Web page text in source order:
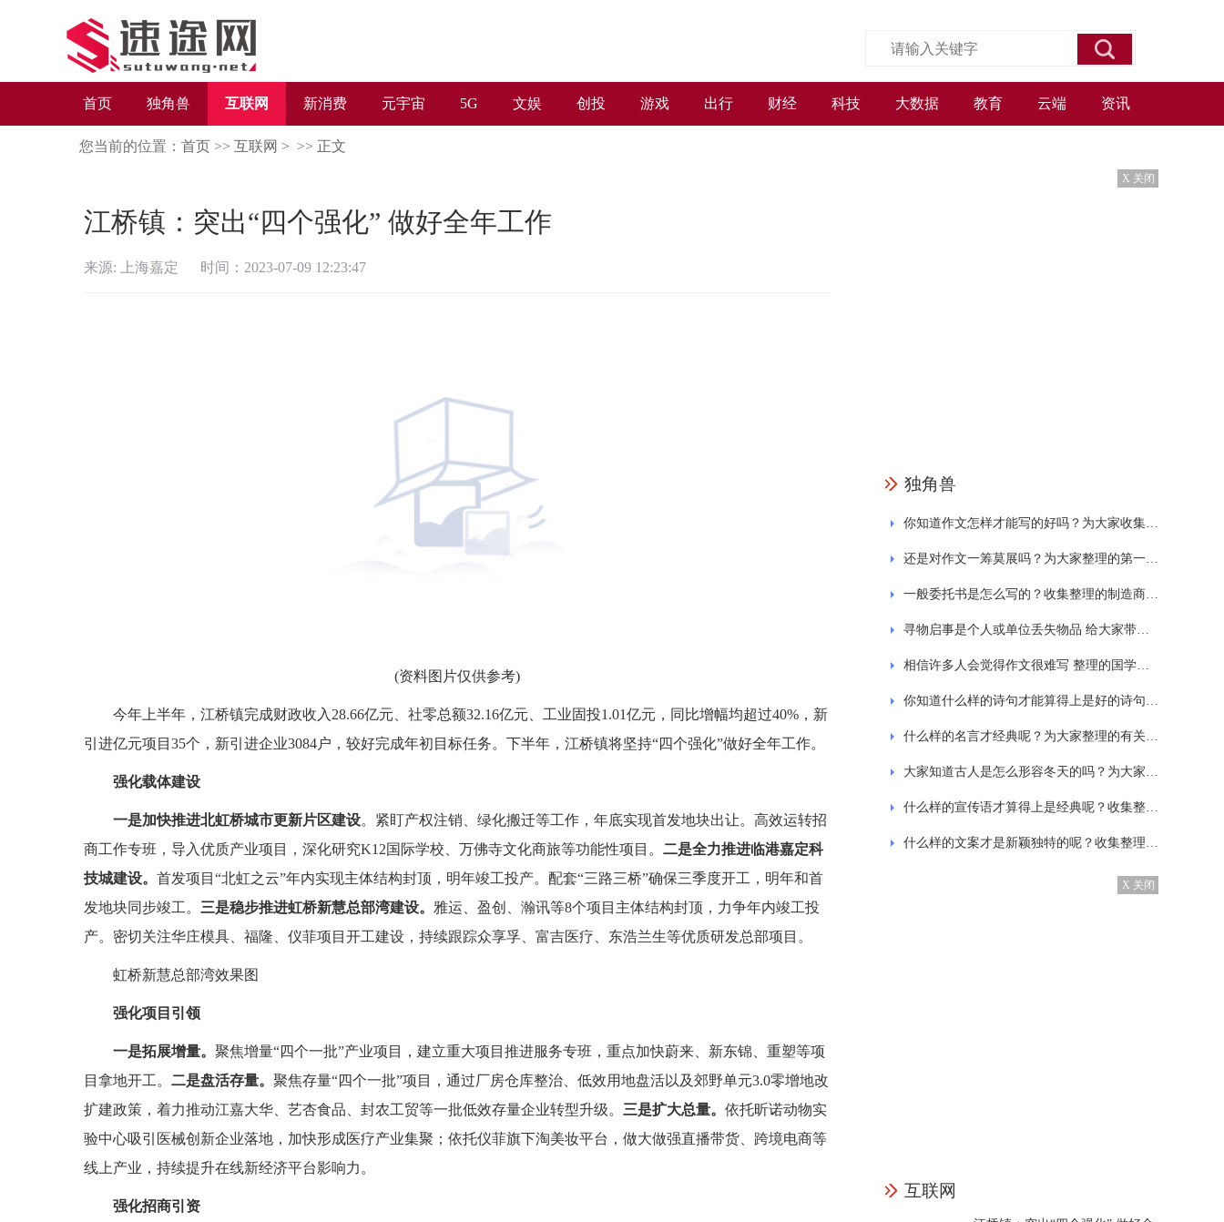
首页 独角兽 互联网 新消费 元宇宙 5G 文娱 创投 游戏 出行 财经 科技 大数据 教育 云端 资讯
您当前的位置： 首页 >> 互联网 > >> 正文
江桥镇：突出“四个强化” 做好全年工作
来源: 上海嘉定 时间：2023-07-09 12:23:47
(资料图片仅供参考)
今年上半年，江桥镇完成财政收入28.66亿元、社零总额32.16亿元、工业固投1.01亿元，同比增幅均超过40%，新
引进亿元项目35个，新引进企业3084户，较好完成年初目标任务。下半年，江桥镇将坚持“四个强化”做好全年工作。
强化载体建设
一是加快推进北虹桥城市更新片区建设。紧盯产权注销、绿化搬迁等工作，年底实现首发地块出让。高效运转招
商工作专班，导入优质产业项目，深化研究K12国际学校、万佛寺文化商旅等功能性项目。 二是全力推进临港嘉定科
技城建设。 首发项目“北虹之云”年内实现主体结构封顶，明年竣工投产。配套“三路三桥”确保三季度开工，明年和首
发地块同步竣工。 三是稳步推进虹桥新慧总部湾建设。 雅运、盈创、瀚讯等8个项目主体结构封顶，力争年内竣工投
产。密切关注华庄模具、福隆、仪菲项目开工建设，持续跟踪众享孚、富吉医疗、东浩兰生等优质研发总部项目。
虹桥新慧总部湾效果图
强化项目引领
一是拓展增量。 聚焦增量“四个一批”产业项目，建立重大项目推进服务专班，重点加快蔚来、新东锦、重塑等项
目拿地开工。 二是盘活存量。 聚焦存量“四个一批”项目，通过厂房仓库整治、低效用地盘活以及郊野单元3.0零增地改
扩建政策，着力推动江嘉大华、艺杏食品、封农工贸等一批低效存量企业转型升级。 三是扩大总量。 依托昕诺动物实
验中心吸引医械创新企业落地，加快形成医疗产业集聚；依托仪菲旗下淘美妆平台，做大做强直播带货、跨境电商等
线上产业，持续提升在线新经济平台影响力。
强化招商引资
X 关闭
独角兽
你知道作文怎样才能写的好吗？为大家收集的一日游作文
还是对作文一筹莫展吗？为大家整理的第一次的作文
一般委托书是怎么写的？收集整理的制造商授权委托书范文
寻物启事是个人或单位丢失物品 给大家带来的寻物启事的范文格式通用7篇
相信许多人会觉得作文很难写 整理的国学经典诵读作文
你知道什么样的诗句才能算得上是好的诗句吗？为大家整理的西湖的诗句大全
什么样的名言才经典呢？为大家整理的有关劳动的名言
大家知道古人是怎么形容冬天的吗？为大家分享关于冬天的古诗
什么样的宣传语才算得上是经典呢？收集整理的保护环境标语宣传语精选230句
什么样的文案才是新颖独特的呢？收集整理的发抖音的经典文案
X 关闭
互联网